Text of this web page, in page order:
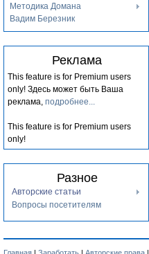
Методика Домана
Вадим Березник
Реклама
This feature is for Premium users
only! Здесь может быть Ваша
реклама, подробнее...
This feature is for Premium users
only!
Разное
Авторские статьи
Вопросы посетителям